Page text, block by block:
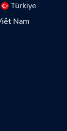
Türkiye
Nam